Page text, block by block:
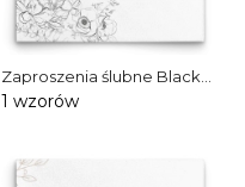
Zaproszenia ślubne Black
Elegance
1 wzorów